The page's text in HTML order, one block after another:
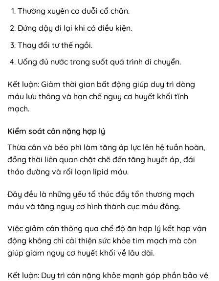
Thường xuyên co duỗi cổ chân.
Đứng dậy đi lại khi có điều kiện.
Thay đổi tư thế ngồi.
Uống đủ nước trong suốt quá trình di chuyển.
Kết luận: Giảm thời gian bất động giúp duy trì dòng
máu lưu thông và hạn chế nguy cơ huyết khối tĩnh
mạch.
Kiểm soát cân nặng hợp lý
Thừa cân và béo phì làm tăng áp lực lên hệ tuần hoàn,
đồng thời liên quan chặt chẽ đến tăng huyết áp, đái
tháo đường và rối loạn lipid máu.
Đây đều là những yếu tố thúc đẩy tổn thương mạch
máu và tăng nguy cơ hình thành cục máu đông.
Việc giảm cân thông qua chế độ ăn hợp lý kết hợp vận
động không chỉ cải thiện sức khỏe tim mạch mà còn
giúp giảm nguy cơ huyết khối về lâu dài.
Kết luận: Duy trì cân nặng khỏe mạnh góp phần bảo vệ